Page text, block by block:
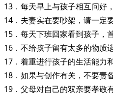
13．每天早上与孩子相互问好
14．夫妻实在要吵架，请一定
15．每天下班回家看到孩子，
16．不给孩子留有太多的物质
17．着重进行孩子的生活能力
18．如果与创作有关，不要责
19．父母对自己的双亲要孝敬